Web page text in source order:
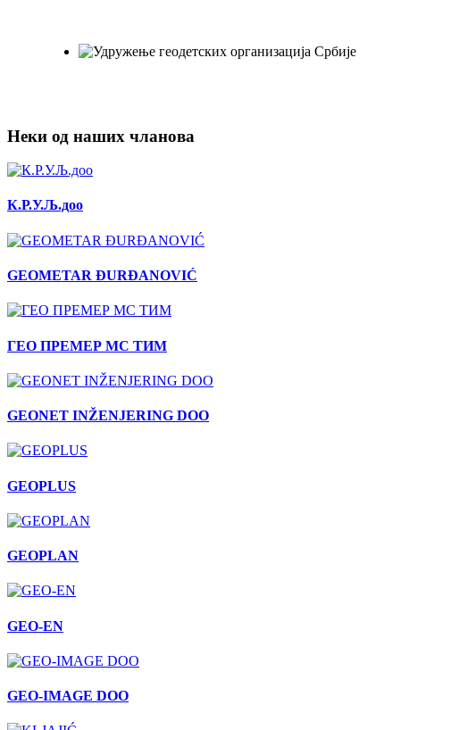
Неки од наших чланова
К.Р.У.Љ.доо
GEOMETAR ĐURĐANOVIĆ
ГЕО ПРЕМЕР МС ТИМ
GEONET INŽENJERING DOO
GEOPLUS
GEOPLAN
GEO-EN
GEO-IMAGE DOO